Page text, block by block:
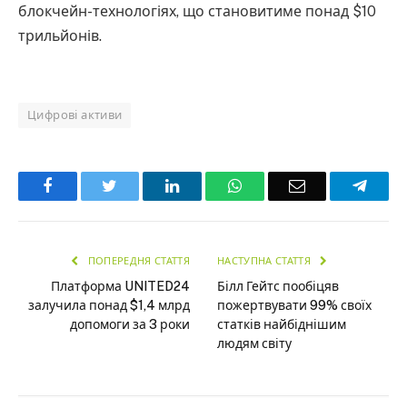
блокчейн-технологіях, що становитиме понад $10
трильйонів.
Цифрові активи
Facebook LinkedInWhatsAppEmail
ПОПЕРЕДНЯ СТАТТЯ
Платформа UNITED24
залучила понад $1,4 млрд
допомоги за 3 роки
НАСТУПНА СТАТТЯ
Білл Гейтс пообіцяв
пожертвувати 99% своїх
статків найбіднішим
людям світу